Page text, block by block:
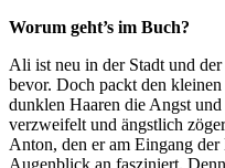
Worum geht’s im Buch?
Ali ist neu in der Stadt und
bevor. Doch packt den
dunklen Haaren die Angst
verzweifelt und ängstlich
Anton, den er am Eingang
Augenblick an fasziniert.